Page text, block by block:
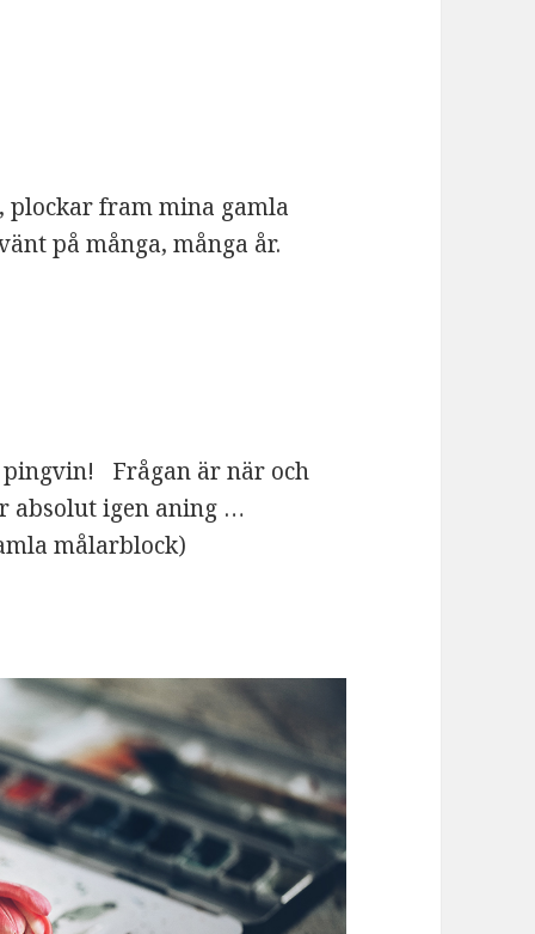
plockar fram mina gamla
på många, många år.
Frågan är när och
absolut igen aning …
målarblock)